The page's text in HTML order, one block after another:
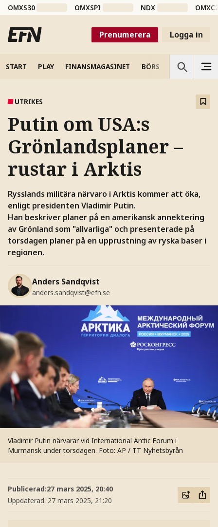
OMXS30 OMXSPI NDX
Prenumerera Logga in
START PLAY FINANSMAGASINET BÖRS VETENSKAP
UTRIKES
Putin om USA:s
Grönlandsplaner –
rustar i Arktis
Rysslands militära närvaro i Arktis kommer att öka,
enligt presidenten Vladimir Putin.
Han beskriver planer på en amerikansk annektering
av Grönland som "allvarliga" och presenterade på
torsdagen planer på en upprustning av ryska baser i
regionen.
Anders Sandqvist
anders.sandqvist@efn.se
Vladimir Putin närvarar vid International Arctic Forum i
Murmansk under torsdagen. Foto: AP / TT Nyhetsbyrån
Publicerad:27 mars 2025, 20:40
Uppdaterad: 27 mars 2025, 21:20